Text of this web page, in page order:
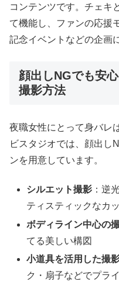
コンテンツです。チェキ
て機能し、ファンの応援
記念イベントなどの企画
顔出しNGでも安
撮影方法
夜職女性にとって身バレ
ビスタジオでは、顔出し
ンを用意しています。
シルエット撮影 ：逆
ティスティックなカ
ボディライン中心の
てる美しい構図
小道具を活用した撮
ク・扇子などでプラ